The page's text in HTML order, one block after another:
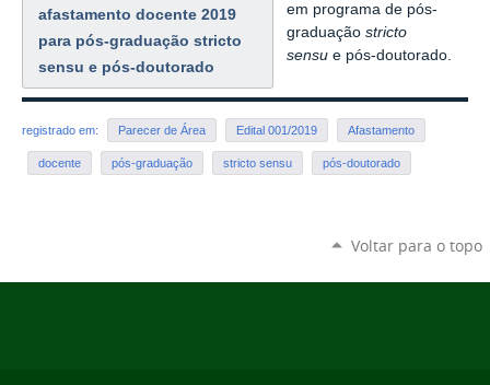
afastamento docente 2019
para pós-graduação stricto
sensu e pós-doutorado
em programa de pós-
graduaçãostricto
sensue pós-doutorado.
registrado em: Parecer de Área Edital 001/2019 Afastamento
docente pós-graduação stricto sensu pós-doutorado
Voltar para o topo